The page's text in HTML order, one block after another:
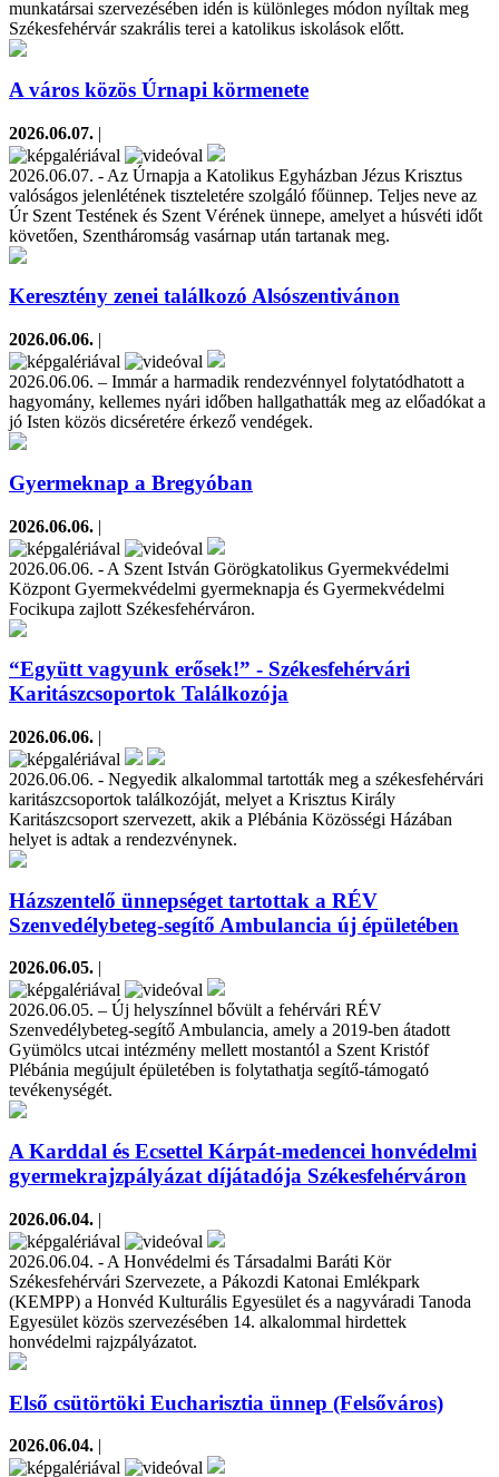
munkatársai szervezésében idén is különleges módon nyíltak meg
Székesfehérvár szakrális terei a katolikus iskolások előtt.
A város közös Úrnapi körmenete
2026.06.07. |
2026.06.07. - Az Úrnapja a Katolikus Egyházban Jézus Krisztus
valóságos jelenlétének tiszteletére szolgáló főünnep. Teljes neve az
Úr Szent Testének és Szent Vérének ünnepe, amelyet a húsvéti időt
követően, Szentháromság vasárnap után tartanak meg.
Keresztény zenei találkozó Alsószentivánon
2026.06.06. |
2026.06.06. – Immár a harmadik rendezvénnyel folytatódhatott a
hagyomány, kellemes nyári időben hallgathatták meg az előadókat a
jó Isten közös dicséretére érkező vendégek.
Gyermeknap a Bregyóban
2026.06.06. |
2026.06.06. - A Szent István Görögkatolikus Gyermekvédelmi
Központ Gyermekvédelmi gyermeknapja és Gyermekvédelmi
Focikupa zajlott Székesfehérváron.
“Együtt vagyunk erősek!” - Székesfehérvári
Karitászcsoportok Találkozója
2026.06.06. |
2026.06.06. - Negyedik alkalommal tartották meg a székesfehérvári
karitászcsoportok találkozóját, melyet a Krisztus Király
Karitászcsoport szervezett, akik a Plébánia Közösségi Házában
helyet is adtak a rendezvénynek.
Házszentelő ünnepséget tartottak a RÉV
Szenvedélybeteg-segítő Ambulancia új épületében
2026.06.05. |
2026.06.05. – Új helyszínnel bővült a fehérvári RÉV
Szenvedélybeteg-segítő Ambulancia, amely a 2019-ben átadott
Gyümölcs utcai intézmény mellett mostantól a Szent Kristóf
Plébánia megújult épületében is folytathatja segítő-támogató
tevékenységét.
A Karddal és Ecsettel Kárpát-medencei honvédelmi
gyermekrajzpályázat díjátadója Székesfehérváron
2026.06.04. |
2026.06.04. - A Honvédelmi és Társadalmi Baráti Kör
Székesfehérvári Szervezete, a Pákozdi Katonai Emlékpark
(KEMPP) a Honvéd Kulturális Egyesület és a nagyváradi Tanoda
Egyesület közös szervezésében 14. alkalommal hirdettek
honvédelmi rajzpályázatot.
Első csütörtöki Eucharisztia ünnep (Felsőváros)
2026.06.04. |